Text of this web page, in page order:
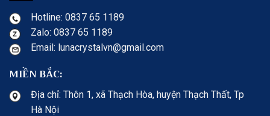
Hotline: 0837 65 1189
Zalo: 0837 65 1189
Email: lunacrystalvn@gmail.com
MIỀN BẮC:
Địa chỉ: Thôn 1, xã Thạch Hòa, huyện Thạch Thất, Tp
Hà Nội